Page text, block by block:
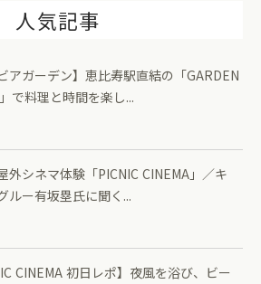
人気記事
アガーデン】恵比寿駅直結の「GARDEN
で料理と時間を楽し...
外シネマ体験「PICNIC CINEMA」／キ
ルー有坂塁氏に聞く...
CINEMA 初日レポ】夜風を浴び、ビー